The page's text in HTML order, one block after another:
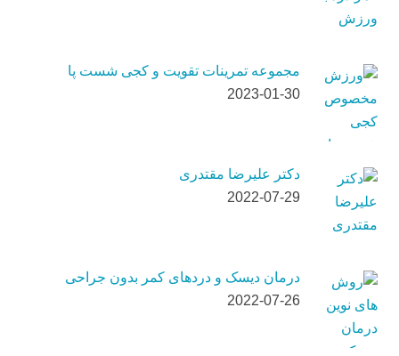
مجموعه تمرینات تقویت و کجی شست پا
2023-01-30
دکتر علیرضا مقتدری
2022-07-29
درمان دیسک و دردهای کمر بدون جراحی
2022-07-26